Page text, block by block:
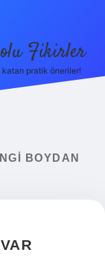
Fikirler
katan pratik öneriler!
BOYDAN